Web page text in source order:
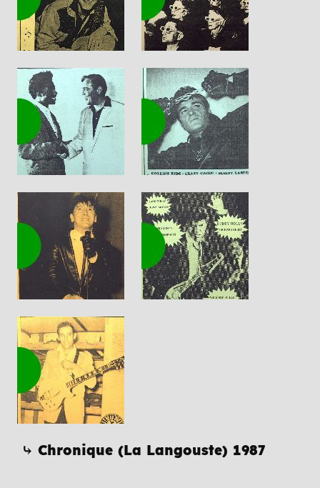
⤷ Chronique (La Langouste) 1987